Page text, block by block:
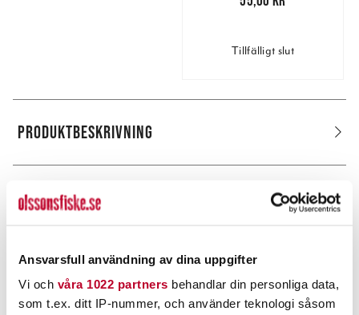
Ansvarsfull användning av dina uppgifter
Vi och våra 1022 partners behandlar din personliga data,
som t.ex. ditt IP-nummer, och använder teknologi såsom
Tillfälligt slut
PRODUKTBESKRIVNING